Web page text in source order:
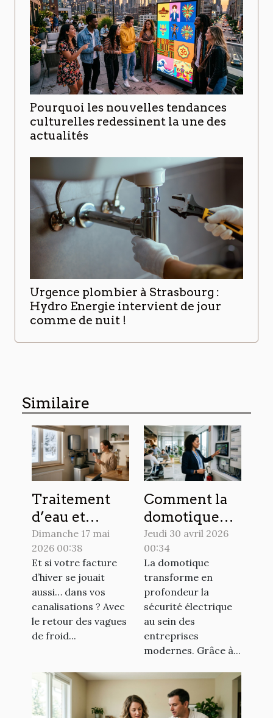
Pourquoi les nouvelles tendances
culturelles redessinent la une des
actualités
Urgence plombier à Strasbourg :
Hydro Energie intervient de jour
comme de nuit !
Similaire
Traitement
d’eau et
économies
d’énergie :
des alliés
insoupçonnés
pour l’hiver
Dimanche 17 mai
2026 00:38
Et si votre facture
d’hiver se jouait
aussi… dans vos
canalisations ? Avec
le retour des vagues
de froid...
Comment la
domotique
redéfinit la
sécurité
électrique en
entreprise
Jeudi 30 avril 2026
00:34
La domotique
transforme en
profondeur la
sécurité électrique
au sein des
entreprises
modernes. Grâce à...